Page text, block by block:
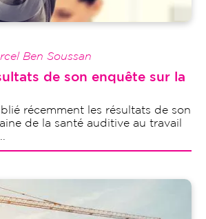
Ben Soussan
de son enquête sur la
récemment les résultats de son
de la santé auditive au travail